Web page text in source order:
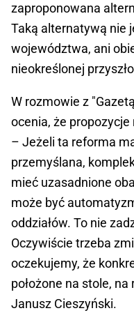
zaproponowana
Taką alternatywą nie
województwa, ani
nieokreślonej
W rozmowie z
ocenia, że
– Jeżeli ta reforma
przemyślana,
mieć uzasadnione
może być
oddziałów. To nie
Oczywiście trzeba
oczekujemy, że
położone na stole,
Janusz Cieszyński.